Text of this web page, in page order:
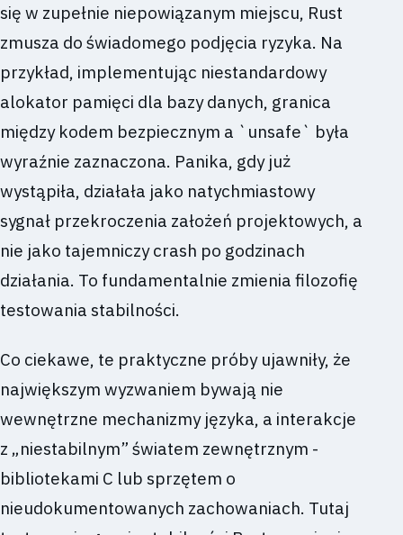
się w zupełnie niepowiązanym miejscu, Rust
zmusza do świadomego podjęcia ryzyka. Na
przykład, implementując niestandardowy
alokator pamięci dla bazy danych, granica
między kodem bezpiecznym a `unsafe` była
wyraźnie zaznaczona. Panika, gdy już
wystąpiła, działała jako natychmiastowy
sygnał przekroczenia założeń projektowych, a
nie jako tajemniczy crash po godzinach
działania. To fundamentalnie zmienia filozofię
testowania stabilności.
Co ciekawe, te praktyczne próby ujawniły, że
największym wyzwaniem bywają nie
wewnętrzne mechanizmy języka, a interakcje
z „niestabilnym” światem zewnętrznym -
bibliotekami C lub sprzętem o
nieudokumentowanych zachowaniach. Tutaj